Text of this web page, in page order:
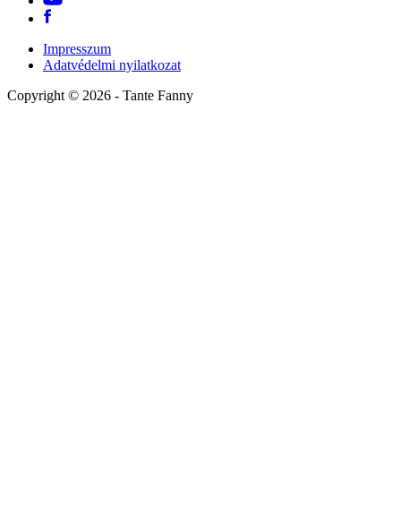
Impresszum
Adatvédelmi nyilatkozat
Copyright © 2026 - Tante Fanny